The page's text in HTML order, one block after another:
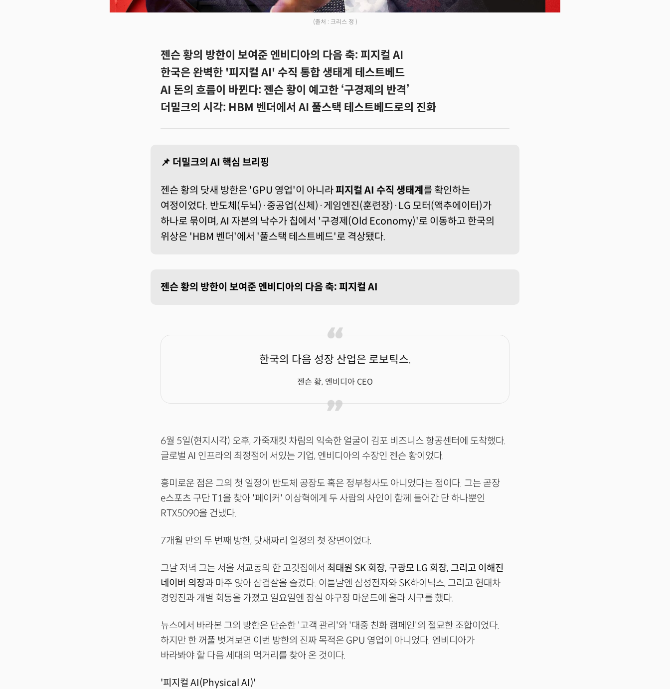
(출처 : 크리스 정 )
젠슨 황의 방한이 보여준 엔비디아의 다음 축: 피지컬 AI
한국은 완벽한 '피지컬 AI' 수직 통합 생태계 테스트베드
AI 돈의 흐름이 바뀐다: 젠슨 황이 예고한 ‘구경제의 반격’
더밀크의 시각: HBM 벤더에서 AI 풀스택 테스트베드로의 진화
📌 더밀크의 AI 핵심 브리핑
젠슨 황의 닷새 방한은 'GPU 영업'이 아니라 피지컬 AI 수직 생태계 를 확인하는
여정이었다. 반도체(두뇌)·중공업(신체)·게임엔진(훈련장)·LG 모터(액추에이터)가
하나로 묶이며, AI 자본의 낙수가 칩에서 '구경제(Old Economy)'로 이동하고 한국의
위상은 'HBM 벤더'에서 '풀스택 테스트베드'로 격상됐다.
젠슨 황의 방한이 보여준 엔비디아의 다음 축: 피지컬 AI
한국의 다음 성장 산업은 로보틱스.
젠슨 황, 엔비디아 CEO
6월 5일(현지시각) 오후, 가죽재킷 차림의 익숙한 얼굴이 김포 비즈니스 항공센터에 도착했다.
글로벌 AI 인프라의 최정점에 서있는 기업, 엔비디아의 수장인 젠슨 황이었다.
흥미로운 점은 그의 첫 일정이 반도체 공장도 혹은 정부청사도 아니었다는 점이다. 그는 곧장
e스포츠 구단 T1을 찾아 '페이커' 이상혁에게 두 사람의 사인이 함께 들어간 단 하나뿐인
RTX5090을 건냈다.
7개월 만의 두 번째 방한, 닷새짜리 일정의 첫 장면이었다.
그날 저녁 그는 서울 서교동의 한 고깃집에서 최태원 SK 회장, 구광모 LG 회장, 그리고 이해진
네이버 의장과 마주 앉아 삼겹살을 즐겼다. 이튿날엔 삼성전자와 SK하이닉스, 그리고 현대차
경영진과 개별 회동을 가졌고 일요일엔 잠실 야구장 마운드에 올라 시구를 했다.
뉴스에서 바라본 그의 방한은 단순한 '고객 관리'와 '대중 친화 캠페인'의 절묘한 조합이었다.
하지만 한 꺼풀 벗겨보면 이번 방한의 진짜 목적은 GPU 영업이 아니었다. 엔비디아가
바라봐야 할 다음 세대의 먹거리를 찾아 온 것이다.
'피지컬 AI(Physical AI)'